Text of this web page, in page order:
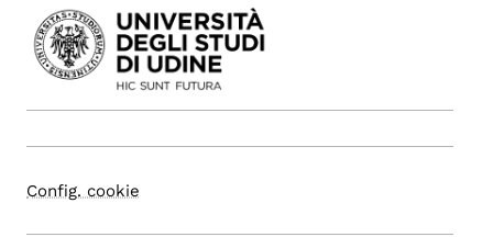
Config. cookie